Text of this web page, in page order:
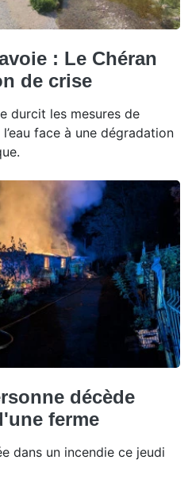
: Le Chéran
de crise
durcit les mesures de
face à une dégradation
décède
ferme
dans un incendie ce jeudi